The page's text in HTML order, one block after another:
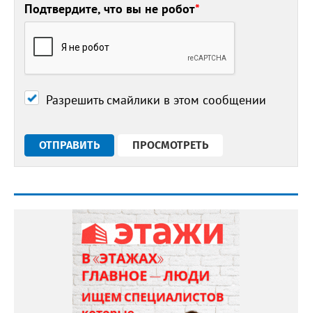
Подтвердите, что вы не робот*
Разрешить смайлики в этом сообщении